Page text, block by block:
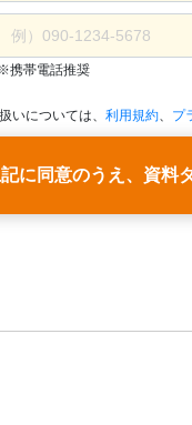
携帯電話推奨
いについては、 利用規約、 プ
記に同意のうえ、資料